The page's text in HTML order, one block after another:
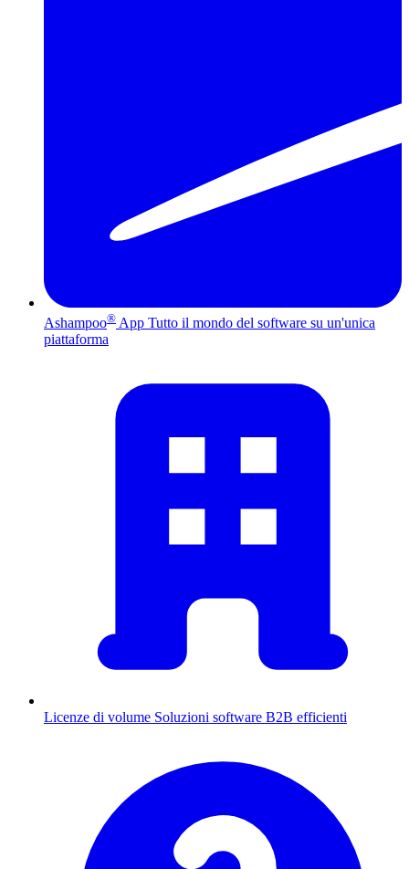
Ashampoo® App Tutto il mondo del software su un'unica
piattaforma
Licenze di volume Soluzioni software B2B efficienti